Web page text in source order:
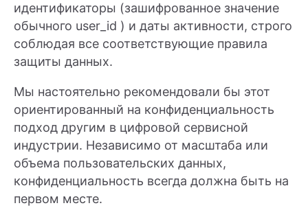
идентификаторы (зашифрованное значение
обычного user_id ) и даты активности, строго
соблюдая все соответствующие правила
защиты данных.
Мы настоятельно рекомендовали бы этот
ориентированный на конфиденциальность
подход другим в цифровой сервисной
индустрии. Независимо от масштаба или
объема пользовательских данных,
конфиденциальность всегда должна быть на
первом месте.